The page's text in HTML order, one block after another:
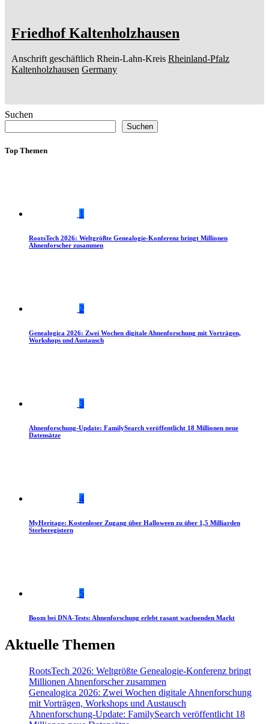
Friedhof Kaltenholzhausen
Anschrift geschäftlich Rhein-Lahn-Kreis Rheinland-Pfalz
Kaltenholzhausen Germany
Suchen
Suchen
Top Themen
1
RootsTech 2026: Weltgrößte Genealogie-Konferenz bringt Millionen
Ahnenforscher zusammen
2
Genealogica 2026: Zwei Wochen digitale Ahnenforschung mit Vorträgen,
Workshops und Austausch
3
Ahnenforschung-Update: FamilySearch veröffentlicht 18 Millionen neue
Datensätze
4
MyHeritage: Kostenloser Zugang über Halloween zu über 1,5 Milliarden
Sterberegistern
5
Boom bei DNA-Tests: Ahnenforschung erlebt rasant wachsenden Markt
Aktuelle Themen
RootsTech 2026: Weltgrößte Genealogie-Konferenz bringt
Millionen Ahnenforscher zusammen
Genealogica 2026: Zwei Wochen digitale Ahnenforschung
mit Vorträgen, Workshops und Austausch
Ahnenforschung-Update: FamilySearch veröffentlicht 18